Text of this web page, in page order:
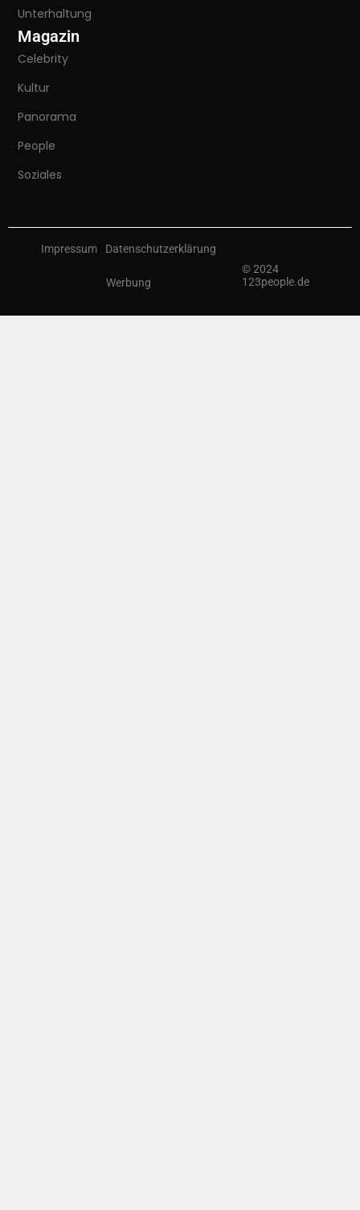
Unterhaltung
Magazin
Celebrity
Kultur
Panorama
People
Soziales
© 2024
123people.de
Impressum Datenschutzerklärung
Werbung